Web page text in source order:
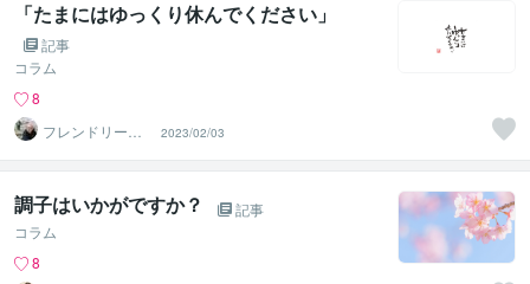
「たまにはゆっくり休んでください」
記事
コラム
8
フレンドリーカ
ウンセラーKUR
USU
2023/02/03
調子はいかがですか？
記事
コラム
8